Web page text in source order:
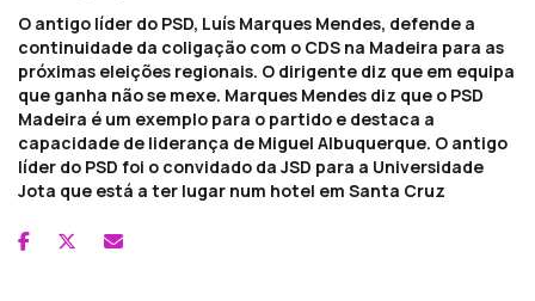
O antigo líder do PSD, Luís Marques Mendes, defende a
continuidade da coligação com o CDS na Madeira para as
próximas eleições regionais. O dirigente diz que em equipa
que ganha não se mexe. Marques Mendes diz que o PSD
Madeira é um exemplo para o partido e destaca a
capacidade de liderança de Miguel Albuquerque. O antigo
líder do PSD foi o convidado da JSD para a Universidade
Jota que está a ter lugar num hotel em Santa Cruz